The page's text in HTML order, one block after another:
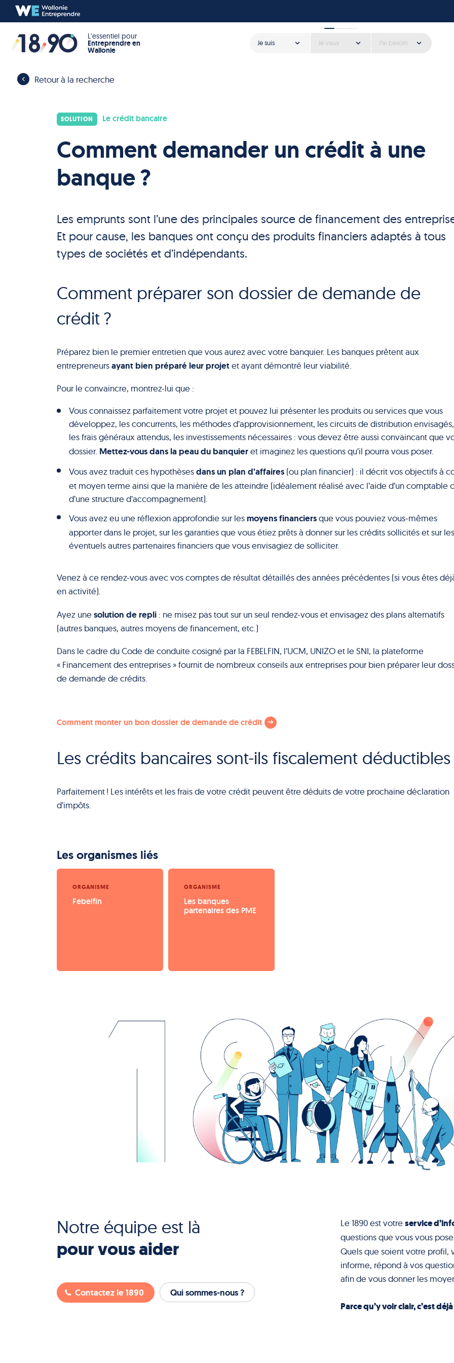
L’essentiel pour
Entreprendre en
Wallonie
Je suis Je veux J'ai besoin
Retour à la recherche
SOLUTION Le crédit bancaire
Comment demander un crédit à une
banque ?
Les emprunts sont l’une des principales source de financement des
Et pour cause, les banques ont conçu des produits financiers adaptés à tous
types de sociétés et d’indépendants.
Comment préparer son dossier de demande de
crédit ?
Préparez bien le premier entretien que vous aurez avec votre banquier. Les banques prêtent aux
entrepreneursayant bien préparé leur projetet ayant démontré leur viabilité.
Pour le convaincre, montrez-lui que :
Vous connaissez parfaitement votre projet et pouvez lui présenter les produits ou services que vous
développez, les concurrents, les méthodes d’approvisionnement, les circuits de distribution envisagés,
les frais généraux attendus, les investissements nécessaires : vous devez être aussi convaincant que
dossier. Mettez-vous dans la peau du banquieret imaginez les questions qu’il pourra vous poser.
Vous avez traduit ces hypothèsesdans un plan d’affaires (ou plan financier) : il décrit vos objectifs à
et moyen terme ainsi que la manière de les atteindre (idéalement réalisé avec l’aide d’un comptable
d’une structure d’accompagnement).
Vous avez eu une réflexion approfondie sur les moyens financiersque vous pouviez vous-mêmes
apporter dans le projet, sur les garanties que vous étiez prêts à donner sur les crédits sollicités et sur les
éventuels autres partenaires financiers que vous envisagiez de solliciter.
Venez à ce rendez-vous avec vos comptes de résultat détaillés des années précédentes (si vous êtes
en activité).
Ayez une solution de repli : ne misez pas tout sur un seul rendez-vous et envisagez des plans alternatifs
(autres banques, autres moyens de financement, etc.)
Dans le cadre du Code de conduite cosigné par la FEBELFIN, l’UCM, UNIZO et le SNI, la plateforme
« Financement des entreprises » fournit de nombreux conseils aux entreprises pour bien préparer leur
de demande de crédits.
Comment monter un bon dossier de demande de crédit
Les crédits bancaires sont-ils fiscalement déductibles
Parfaitement ! Les intérêts et les frais de votre crédit peuvent être déduits de votre prochaine déclaration
d’impôts.
Les organismes liés
ORGANISME
Febelfin
ORGANISME
Les banques
partenaires des PME
Notre équipe est là
pour vous aider
Contactez le 1890 Qui sommes-nous ?
Le 1890 est votre service
questions que vous vous
Quels que soient votre profil,
informe, répond à vos
afin de vous donner les
Parce qu’y voir clair, c’est